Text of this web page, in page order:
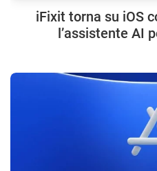
iFixit torna su iOS
l’assistente AI